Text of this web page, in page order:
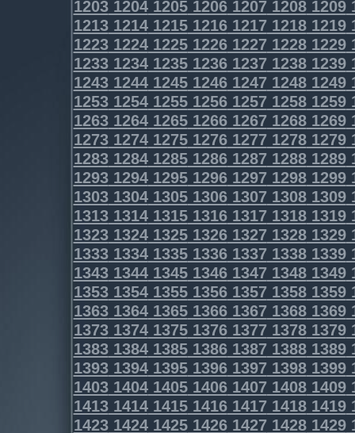
1203120412051206120712081209
1213121412151216121712181219
1223122412251226122712281229
1233123412351236123712381239
1243124412451246124712481249
1253125412551256125712581259
1263126412651266126712681269
1273127412751276127712781279
1283128412851286128712881289
1293129412951296129712981299
1303130413051306130713081309
1313131413151316131713181319
1323132413251326132713281329
1333133413351336133713381339
1343134413451346134713481349
1353135413551356135713581359
1363136413651366136713681369
1373137413751376137713781379
1383138413851386138713881389
1393139413951396139713981399
1403140414051406140714081409
1413141414151416141714181419
1423142414251426142714281429